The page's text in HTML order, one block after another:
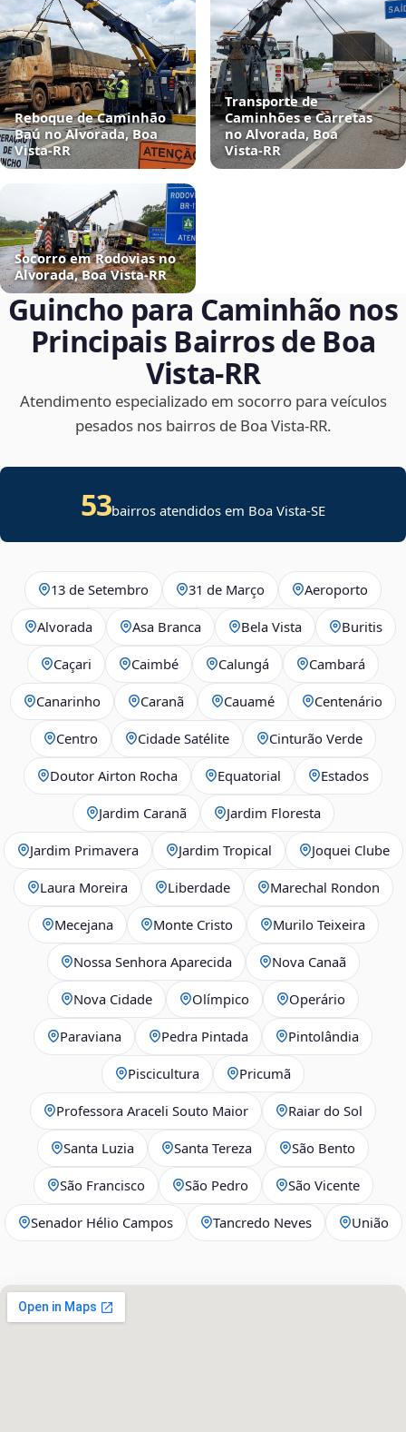
Reboque de Caminhão
Baú no Alvorada, Boa
Vista‑RR
Transporte de
Caminhões e Carretas
no Alvorada, Boa
Vista‑RR
Socorro em Rodovias no
Alvorada, Boa Vista‑RR
Guincho para Caminhão nos
Principais Bairros de Boa
Vista‑RR
Atendimento especializado em socorro para veículos
pesados nos bairros de Boa Vista‑RR.
53bairros atendidos em Boa Vista-SE
13 de Setembro 31 de Março Aeroporto
Alvorada Asa Branca Bela Vista Buritis
Caçari Caimbé Calungá Cambará
Canarinho Caranã Cauamé Centenário
Centro Cidade Satélite Cinturão Verde
Doutor Airton Rocha Equatorial Estados
Jardim Caranã Jardim Floresta
Jardim Primavera Jardim Tropical Joquei Clube
Laura Moreira Liberdade Marechal Rondon
Mecejana Monte Cristo Murilo Teixeira
Nossa Senhora Aparecida Nova Canaã
Nova Cidade Olímpico Operário
Paraviana Pedra Pintada Pintolândia
Piscicultura Pricumã
Professora Araceli Souto Maior Raiar do Sol
Santa Luzia Santa Tereza São Bento
São Francisco São Pedro São Vicente
Senador Hélio Campos Tancredo Neves União